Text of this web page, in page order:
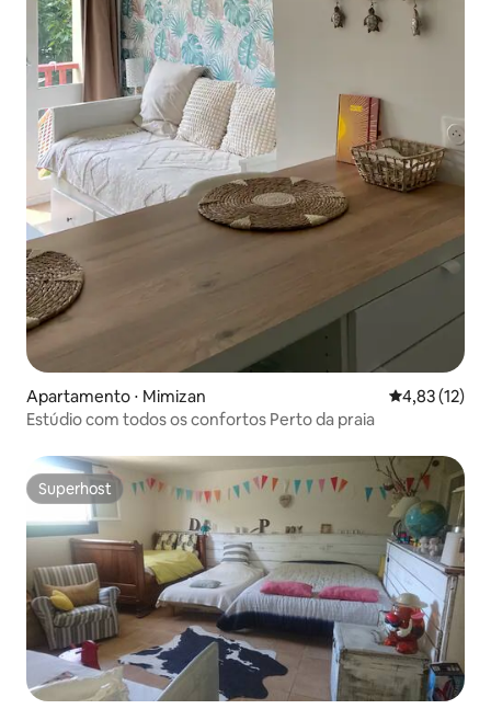
Apartamento ⋅ Mimizan 4,83 de uma
4,83 (12)
Estúdio com todos os confortos Perto da praia
Superhost
Superhost